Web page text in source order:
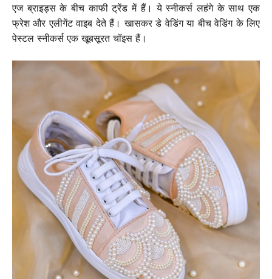
एज ब्राइड्स के बीच काफी ट्रेंड में हैं। ये स्नीकर्स लहंगे के साथ एक
फ्रेश और एलीगेंट वाइब देते हैं। खासकर डे वेडिंग या बीच वेडिंग के लिए
पेस्टल स्नीकर्स एक खूबसूरत चॉइस हैं।